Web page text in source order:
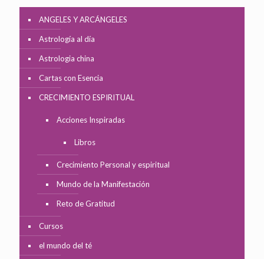
ANGELES Y ARCÁNGELES
Astrología al día
Astrologia china
Cartas con Esencia
CRECIMIENTO ESPIRITUAL
Acciones Inspiradas
Libros
Crecimiento Personal y espiritual
Mundo de la Manifestación
Reto de Gratitud
Cursos
el mundo del té